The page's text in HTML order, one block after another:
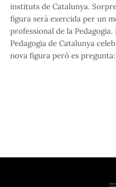
instituts de Catalunya.
figura serà exercida per un
professional de la Pedagogia.
Pedagogia de Catalunya
nova figura però es